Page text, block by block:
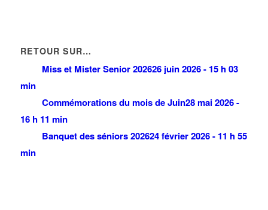
RETOUR SUR…
Miss et Mister Senior 202626 juin 2026 - 15 h 03
min
Commémorations du mois de Juin28 mai 2026 -
16 h 11 min
Banquet des séniors 202624 février 2026 - 11 h 55
min